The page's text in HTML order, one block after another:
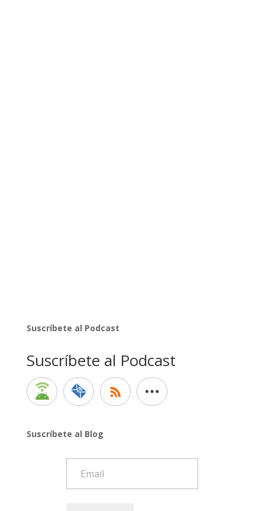
Suscríbete al Podcast
Suscríbete al Podcast
Suscríbete al Blog